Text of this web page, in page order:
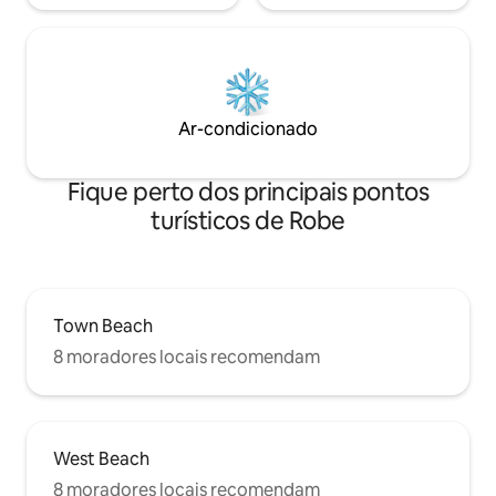
Ar-condicionado
Fique perto dos principais pontos
turísticos de Robe
Town Beach
8 moradores locais recomendam
West Beach
8 moradores locais recomendam